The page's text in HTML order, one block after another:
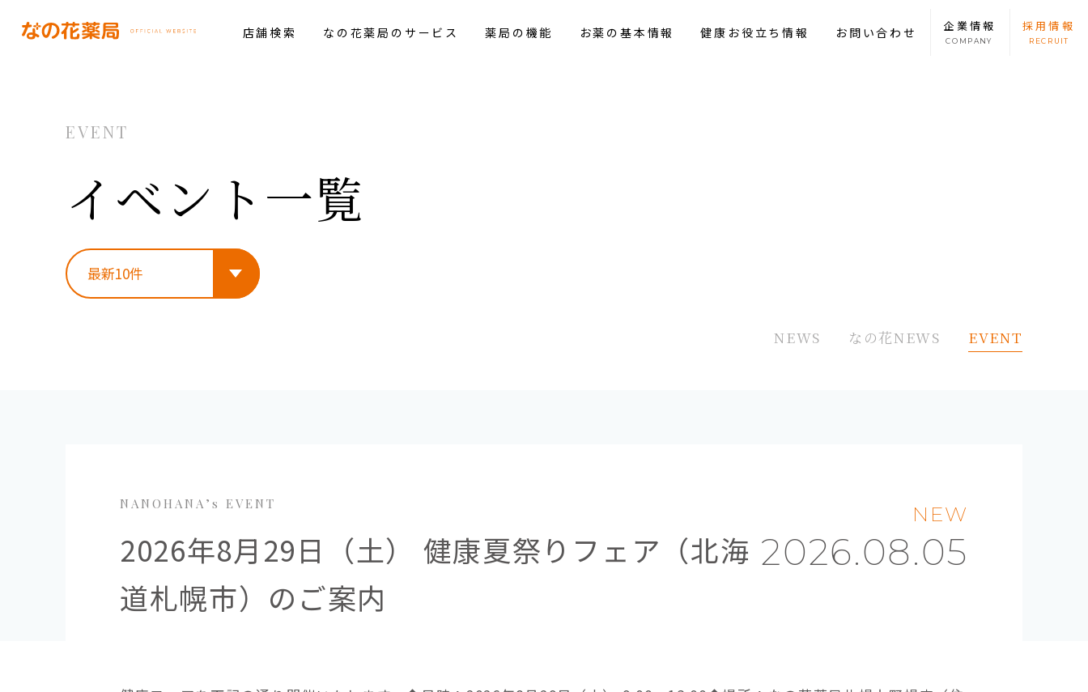
店舗検索 なの花薬局のサービス 薬局の機能 お薬の基本情報 健康お役立ち情報 お問い合わせ 企業情報
COMPANY
採用情報
RECRUIT
EVENT
イベント一覧
NEWS なの花NEWS EVENT
NEW
2026.08.05
NANOHANA’s EVENT
2026年8月29日（土） 健康夏祭りフェア（北海
道札幌市）のご案内